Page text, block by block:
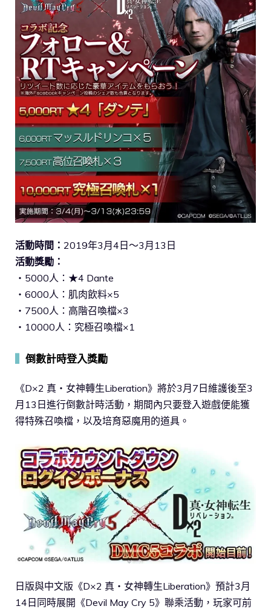
活動時間： 2019年3月4日～3月13日
活動獎勵：
・5000人：★4 Dante
・6000人：肌肉飲料×5
・7500人：高階召喚檔×3
・10000人：究極召喚檔×1
倒數計時登入獎勵
《D×2 真・女神轉生Liberation》將於3月7日維護後至3
月13日進行倒數計時活動，期間內只要登入遊戲便能獲
得特殊召喚檔，以及培育惡魔用的道具。
日版與中文版《D×2 真・女神轉生Liberation》預計3月
14日同時展開《Devil May Cry 5》聯乘活動，玩家可前